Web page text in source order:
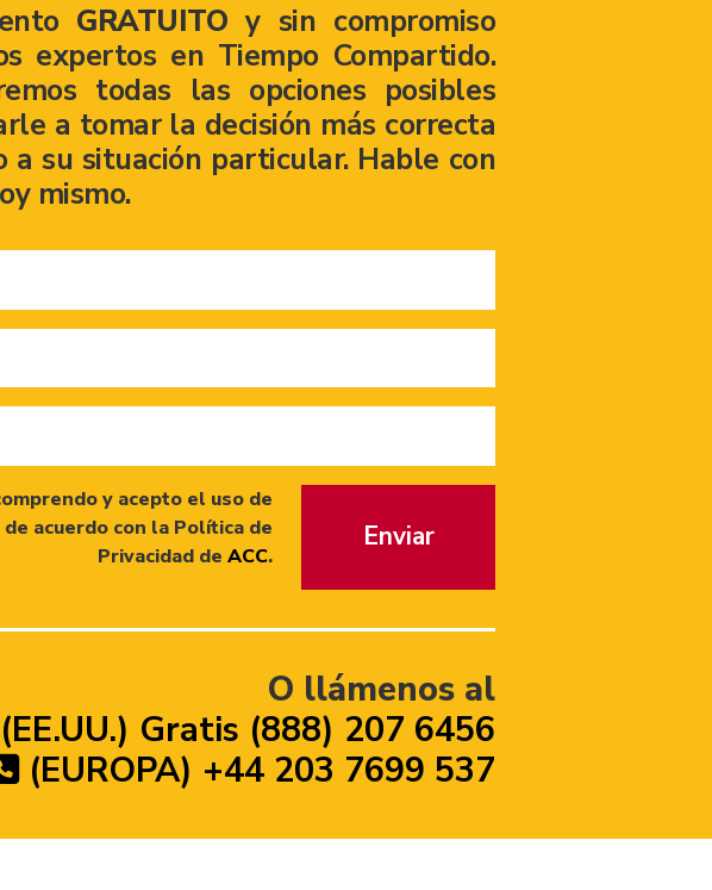
GRATUITO y sin compromiso
expertos en Tiempo Compartido.
todas las opciones posibles
a tomar la decisión más correcta
a su situación particular. Hable con
mismo.
y acepto el uso de
acuerdo con la Política de
Privacidad deACC.
Enviar
O llámenos al
Gratis (888) 207 6456
(EUROPA) +44 203 7699 537